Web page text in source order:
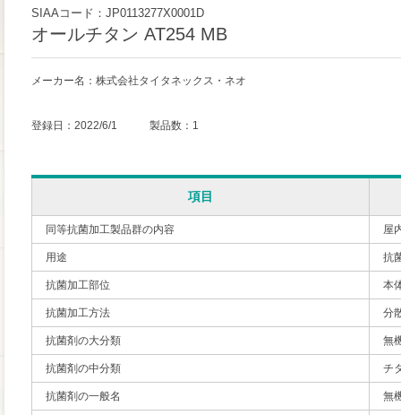
SIAAコード：JP0113277X0001D
オールチタン AT254 MB
メーカー名：株式会社タイタネックス・ネオ
登録日：2022/6/1 製品数：1
項目
同等抗菌加工製品群の内容 屋
用途 抗
抗菌加工部位 本
抗菌加工方法 分
抗菌剤の大分類 無
抗菌剤の中分類 チ
抗菌剤の一般名 無